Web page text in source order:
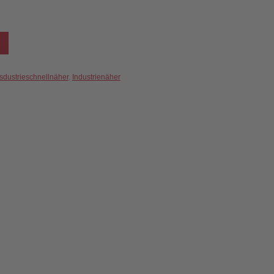
, Industrienäher